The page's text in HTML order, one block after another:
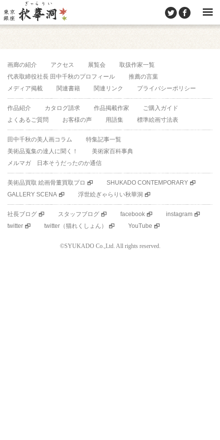
画廊の紹介 アクセス 展覧会
取扱作家一覧
代表取締役社長 田中千秋のプロフィール
推薦の言葉
メディア掲載
関連書籍 関連リンク プライバシーポリシー
作品紹介 カタログ請求 作品掲載作家
ご購入ガイド
よくあるご質問
お客様の声 用語集 標準絵画寸法表
田中千秋の美人画コラム
特集記事一覧
美術品蒐集の達人に聞く！
美術家百科事典
メルマガ 日本そうだったのか通信
美術品買取 絵画骨董買取プロ
SHUKADO CONTEMPORARY
GALLERY SCENA
浮世絵ぎゃらりい秋華洞
社長ブログ スタッフブログ facebook
instagram
twitter
twitter（猫れくしょん） YouTube
©SYUKADO Co.,Ltd. All rights reserved.